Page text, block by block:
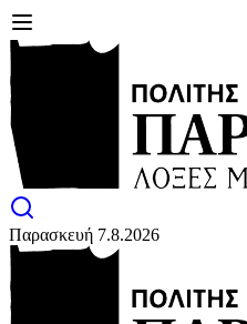
Παρασκευή 7.8.2026